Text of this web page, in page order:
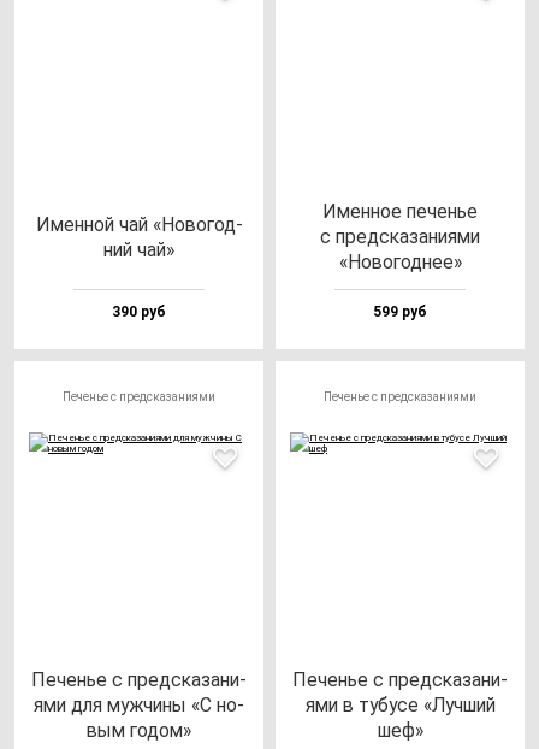
Имен­ной чай «Ново­год­
ний чай»
390 руб
Имен­ное пе­ченье
с пред­ска­за­ни­ями
«Ново­год­нее»
599 руб
Печенье с предсказаниями
Печенье с пред­ска­за­ни­
ями для муж­чи­ны «С но­
вым го­дом»
Печенье с предсказаниями
Печенье с пред­ска­за­ни­
ями в ту­бу­се «Луч­ший
шеф»